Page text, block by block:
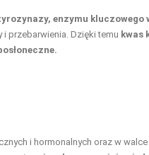
enzymu kluczowego
przebarwienia. Dzięki temu kwas
i hormonalnych oraz w walce